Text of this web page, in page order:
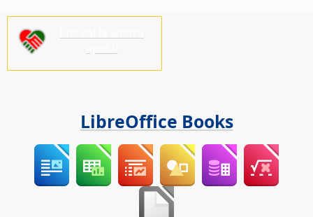
LibreOffice Books